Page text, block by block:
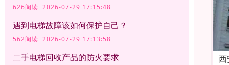
626阅读 2026-07-29 17:15:48
遇到电梯故障该如何保护自己？
562阅读 2026-07-29 17:13:58
二手电梯回收产品的防火要求 西